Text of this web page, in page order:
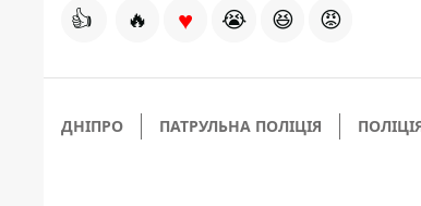
👍 🔥 ♥ 😭 😆 😡
ДНІПРО ПАТРУЛЬНА ПОЛІЦІЯ